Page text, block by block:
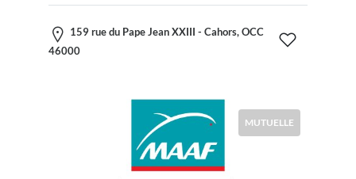
159 rue du Pape Jean XXIII - Cahors, OCC
46000
MUTUELLE